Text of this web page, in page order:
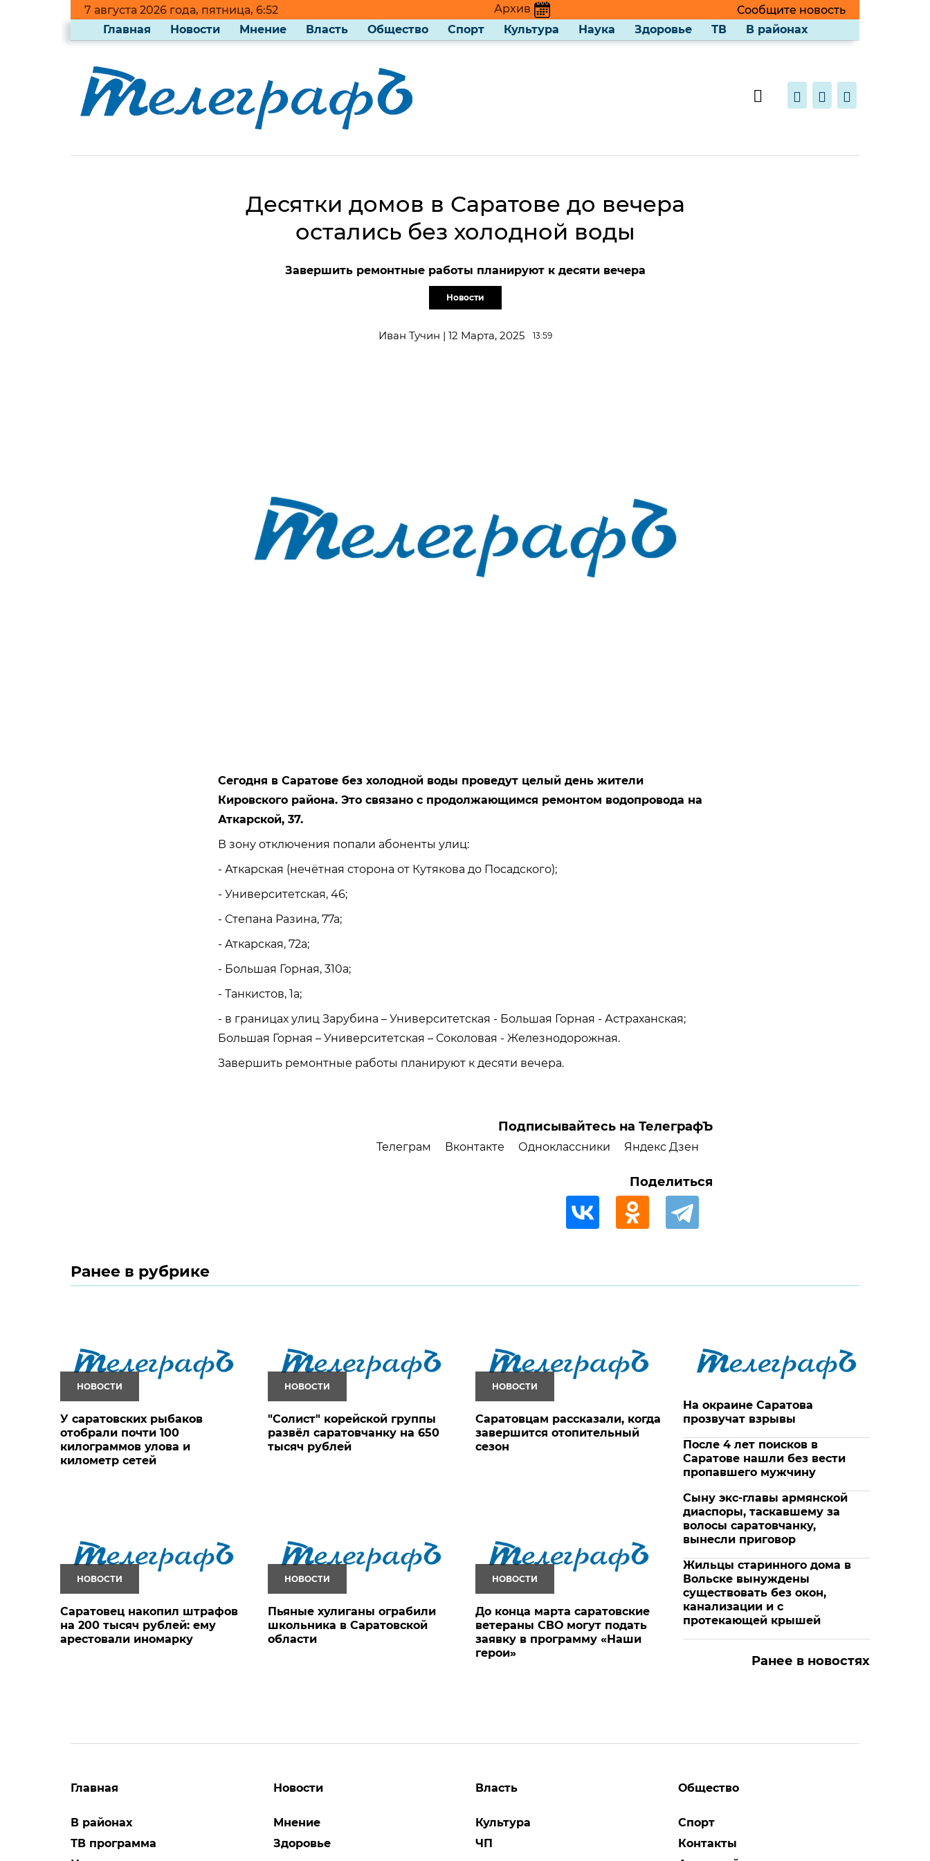
7 августа 2026 года, пятница, 6:52 Архив
Сообщите новость
Главная
Новости Мнение Власть Общество Спорт Культура Наука Здоровье ТВ В районах
Десятки домов в Саратове до вечера
остались без холодной воды
Завершить ремонтные работы планируют к десяти вечера
Новости
Иван Тучин | 12 Марта, 2025 13:59
Сегодня в Саратове без холодной воды проведут целый день жители
Кировского района. Это связано с продолжающимся ремонтом водопровода на
Аткарской, 37.
В зону отключения попали абоненты улиц:
- Аткарская (нечётная сторона от Кутякова до Посадского);
- Университетская, 46;
- Степана Разина, 77а;
- Аткарская, 72а;
- Большая Горная, 310а;
- Танкистов, 1а;
- в границах улиц Зарубина – Университетская - Большая Горная - Астраханская;
Большая Горная – Университетская – Соколовая - Железнодорожная.
Завершить ремонтные работы планируют к десяти вечера.
Подписывайтесь на ТелеграфЪ
Телеграм Вконтакте Одноклассники Яндекс Дзен
Поделиться
Ранее в рубрике
НОВОСТИ
У саратовских рыбаков
отобрали почти 100
килограммов улова и
километр сетей
НОВОСТИ
"Солист" корейской группы
развёл саратовчанку на 650
тысяч рублей
НОВОСТИ
Саратовцам рассказали, когда
завершится отопительный
сезон
НОВОСТИ
Саратовец накопил штрафов
на 200 тысяч рублей: ему
арестовали иномарку
НОВОСТИ
Пьяные хулиганы ограбили
школьника в Саратовской
области
НОВОСТИ
До конца марта саратовские
ветераны СВО могут подать
заявку в программу «Наши
герои»
На окраине Саратова
прозвучат взрывы
После 4 лет поисков в
Саратове нашли без вести
пропавшего мужчину
Сыну экс-главы армянской
диаспоры, таскавшему за
волосы саратовчанку,
вынесли приговор
Жильцы старинного дома в
Вольске вынуждены
существовать без окон,
канализации и с
протекающей крышей
Ранее в новостях
Главная
В районах
ТВ программа
Новости
Мнение
Здоровье
Власть
Культура
ЧП
Общество
Спорт
Контакты